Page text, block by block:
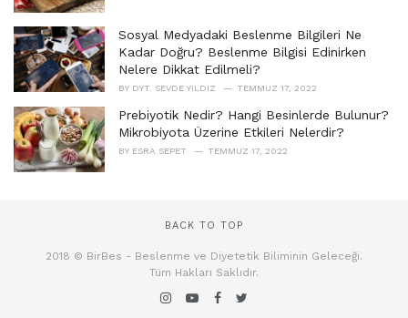
Sosyal Medyadaki Beslenme Bilgileri Ne
Kadar Doğru? Beslenme Bilgisi Edinirken
Nelere Dikkat Edilmeli?
BY DYT. SEVDE YILDIZ TEMMUZ 17, 2022
Prebiyotik Nedir? Hangi Besinlerde Bulunur?
Mikrobiyota Üzerine Etkileri Nelerdir?
BY ESRA SEPET TEMMUZ 17, 2022
BACK TO TOP
2018 © BirBes - Beslenme ve Diyetetik Biliminin Geleceği.
Tüm Hakları Saklıdır.